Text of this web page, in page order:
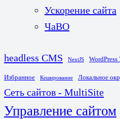
Ускорение сайта
ЧаВО
headless CMS NextJS WordPress
Избранное Кеширование Локальное
Сеть сайтов - MultiSite
Управление сайтом